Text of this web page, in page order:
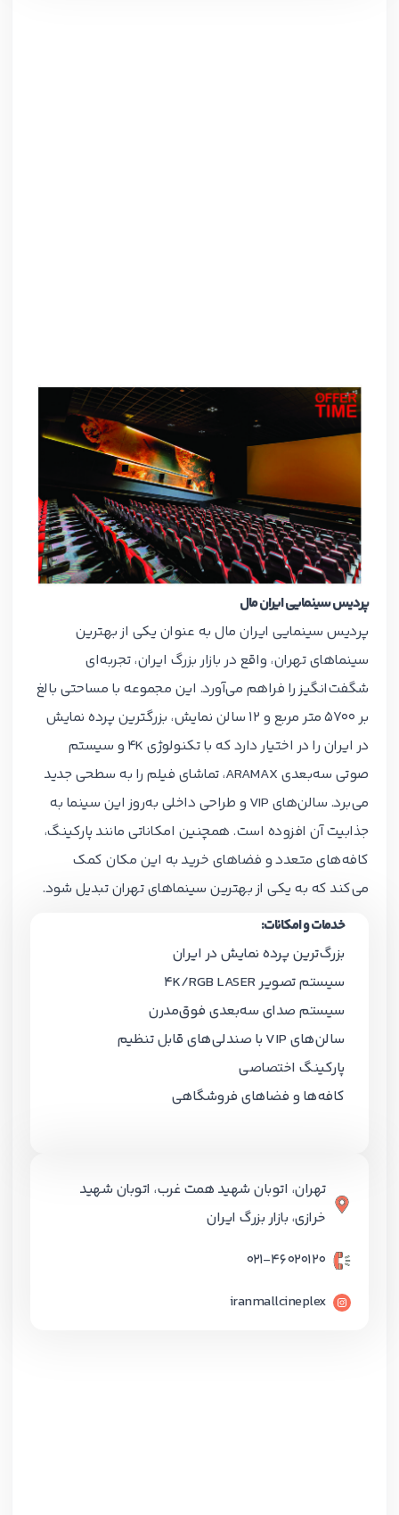
پردیس سینمایی ایران مال
پردیس سینمایی ایران مال به عنوان یکی از بهترین
سینماهای تهران، واقع در بازار بزرگ ایران، تجربه‌ای
شگفت‌انگیز را فراهم می‌آورد. این مجموعه با مساحتی بالغ
بر 5700 متر مربع و 12 سالن نمایش، بزرگترین پرده نمایش
در ایران را در اختیار دارد که با تکنولوژی 4K و سیستم
صوتی سه‌بعدی ARAMAX، تماشای فیلم را به سطحی جدید
می‌برد. سالن‌های VIP و طراحی داخلی به‌روز این سینما به
جذابیت آن افزوده است. همچنین امکاناتی مانند پارکینگ،
کافه‌های متعدد و فضاهای خرید به این مکان کمک
می‌کند که به یکی از بهترین سینماهای تهران تبدیل شود.
خدمات و امکانات:
بزرگ‌ترین پرده نمایش در ایران
سیستم تصویر 4K/RGB LASER
سیستم صدای سه‌بعدی فوق‌مدرن
سالن‌های VIP با صندلی‌های قابل تنظیم
پارکینگ اختصاصی
کافه‌ها و فضاهای فروشگاهی
تهران، اتوبان شهید همت غرب، اتوبان شهید
خرازی، بازار بزرگ ایران
۰۲۱-۴۶۰۲۰۱۲۰
iranmallcineplex